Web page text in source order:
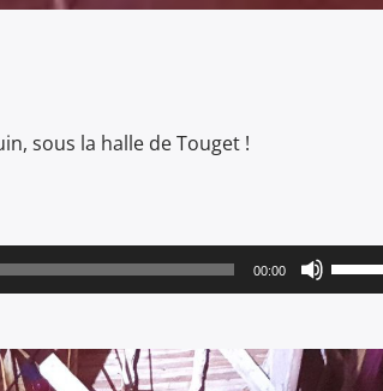
sous la halle de Touget !
00:00
les
haut/